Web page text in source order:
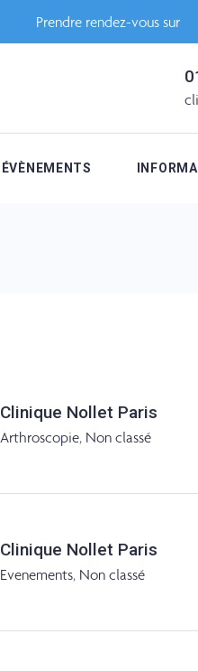
Prendre rendez-vous sur
ÉVÈNEMENTS
Clinique Nollet Paris
Arthroscopie, Non classé
Clinique Nollet Paris
Evenements, Non classé